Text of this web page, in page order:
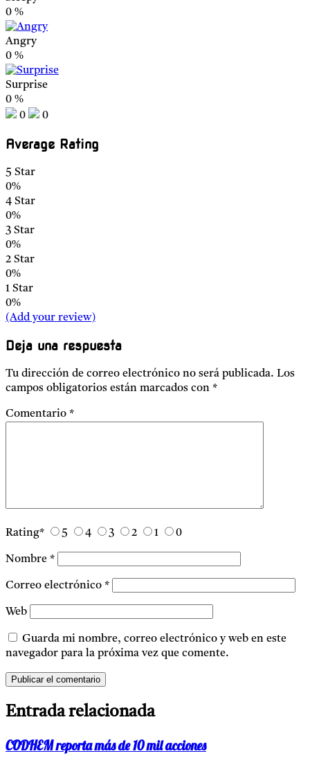
0 %
Angry
0 %
Surprise
0 %
0
0
Average Rating
5 Star
0%
4 Star
0%
3 Star
0%
2 Star
0%
1 Star
0%
(Add your review)
Deja una respuesta
Tu dirección de correo electrónico no será publicada. Los
campos obligatorios están marcados con *
Comentario *
Rating* 5 4 3 2 1 0
Nombre *
Correo electrónico *
Web
Guarda mi nombre, correo electrónico y web en este
navegador para la próxima vez que comente.
Entrada relacionada
CODHEM reporta más de 10 mil acciones